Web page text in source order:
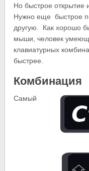
Но быстрое
Нужно еще быстрое
другую. Как хорошо
мыши, человек
клавиатурных
быстрее.
Самый